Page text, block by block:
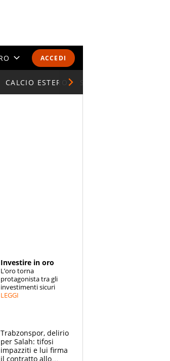
ACCEDI
E CLASSIFICHE
CALCIO ESTERO
Investire in oro
L’oro torna
protagonista tra gli
investimenti sicuri
LEGGI
Trabzonspor, delirio
per Salah: tifosi
impazziti e lui firma
il contratto allo